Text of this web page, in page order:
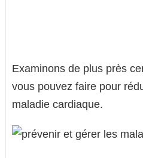
Examinons de plus près
vous pouvez faire pour
maladie cardiaque.